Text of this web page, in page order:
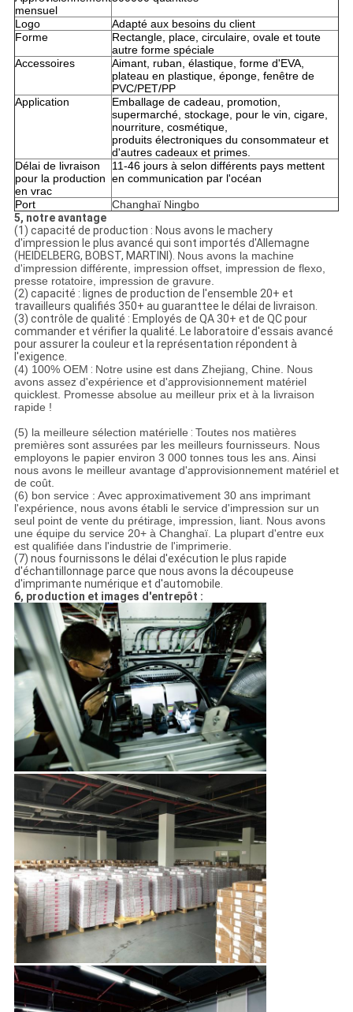
mensuel
Logo
Adapté aux besoins du client
Forme
Rectangle, place, circulaire, ovale et toute
autre forme spéciale
Accessoires
Aimant, ruban, élastique, forme d'EVA,
plateau en plastique, éponge, fenêtre de
PVC/PET/PP
Application
Emballage de cadeau, promotion,
supermarché, stockage, pour le vin, cigare,
nourriture, cosmétique,
produits électroniques du consommateur et
d'autres cadeaux et primes.
Délai de livraison
pour la production
en vrac
11-46 jours à selon différents pays mettent
en communication par l'océan
Port
Changhaï Ningbo
5, notre avantage
(1) capacité de production : Nous avons le machery
d'impression le plus avancé qui sont importés d'Allemagne
(HEIDELBERG, BOBST, MARTINI). Nous avons la machine
d'impression différente, impression offset, impression de flexo,
presse rotatoire, impression de gravure.
(2) capacité : lignes de production de l'ensemble 20+ et
travailleurs qualifiés 350+ au guaranttee le délai de livraison.
(3) contrôle de qualité : Employés de QA 30+ et de QC pour
commander et vérifier la qualité. Le laboratoire d'essais avancé
pour assurer la couleur et la représentation répondent à
l'exigence.
(4) 100% OEM : Notre usine est dans Zhejiang, Chine. Nous
avons assez d'expérience et d'approvisionnement matériel
quicklest. Promesse absolue au meilleur prix et à la livraison
rapide !
(5) la meilleure sélection matérielle : Toutes nos matières
premières sont assurées par les meilleurs fournisseurs. Nous
employons le papier environ 3 000 tonnes tous les ans. Ainsi
nous avons le meilleur avantage d'approvisionnement matériel et
de coût.
(6) bon service : Avec approximativement 30 ans imprimant
l'expérience, nous avons établi le service d'impression sur un
seul point de vente du prétirage, impression, liant. Nous avons
une équipe du service 20+ à Changhaï. La plupart d'entre eux
est qualifiée dans l'industrie de l'imprimerie.
(7) nous fournissons le délai d'exécution le plus rapide
d'échantillonnage parce que nous avons la découpeuse
d'imprimante numérique et d'automobile.
6, production et images d'entrepôt :